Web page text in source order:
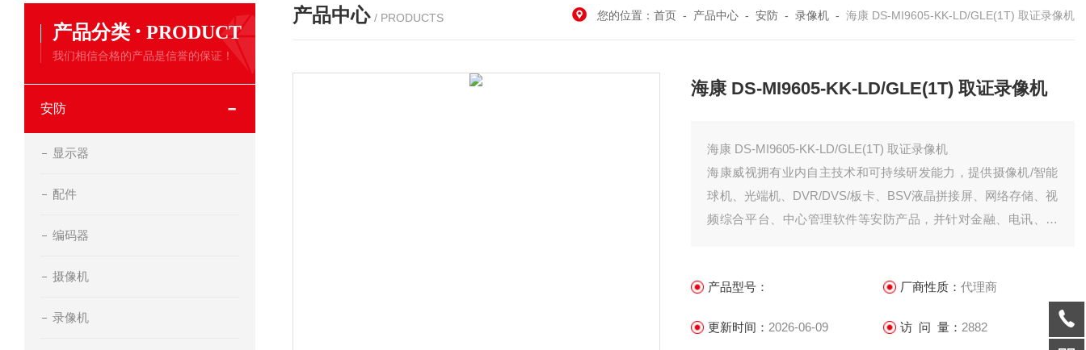
产品分类 · PRODUCT
我们相信合格的产品是信誉的保证！
安防
显示器
配件
编码器
摄像机
录像机
产品中心 / PRODUCTS 您的位置： 首页 - 产品中心 - 安防 - 录像机 - 海康 DS-MI9605-KK-LD/GLE(1T) 取证录像机
海康 DS-MI9605-KK-LD/GLE(1T) 取证录像机
海康 DS-MI9605-KK-LD/GLE(1T) 取证录像机
海康威视拥有业内自主技术和可持续研发能力，提供摄像机/智能
球机、光端机、DVR/DVS/板卡、BSV液晶拼接屏、网络存储、视
频综合平台、中心管理软件等安防产品，并针对金融、电讯、交
北京大运会、上海世博会、青藏铁路等重
产品型号： 厂商性质： 代理商
更新时间： 2026-06-09 访 问 量： 2882